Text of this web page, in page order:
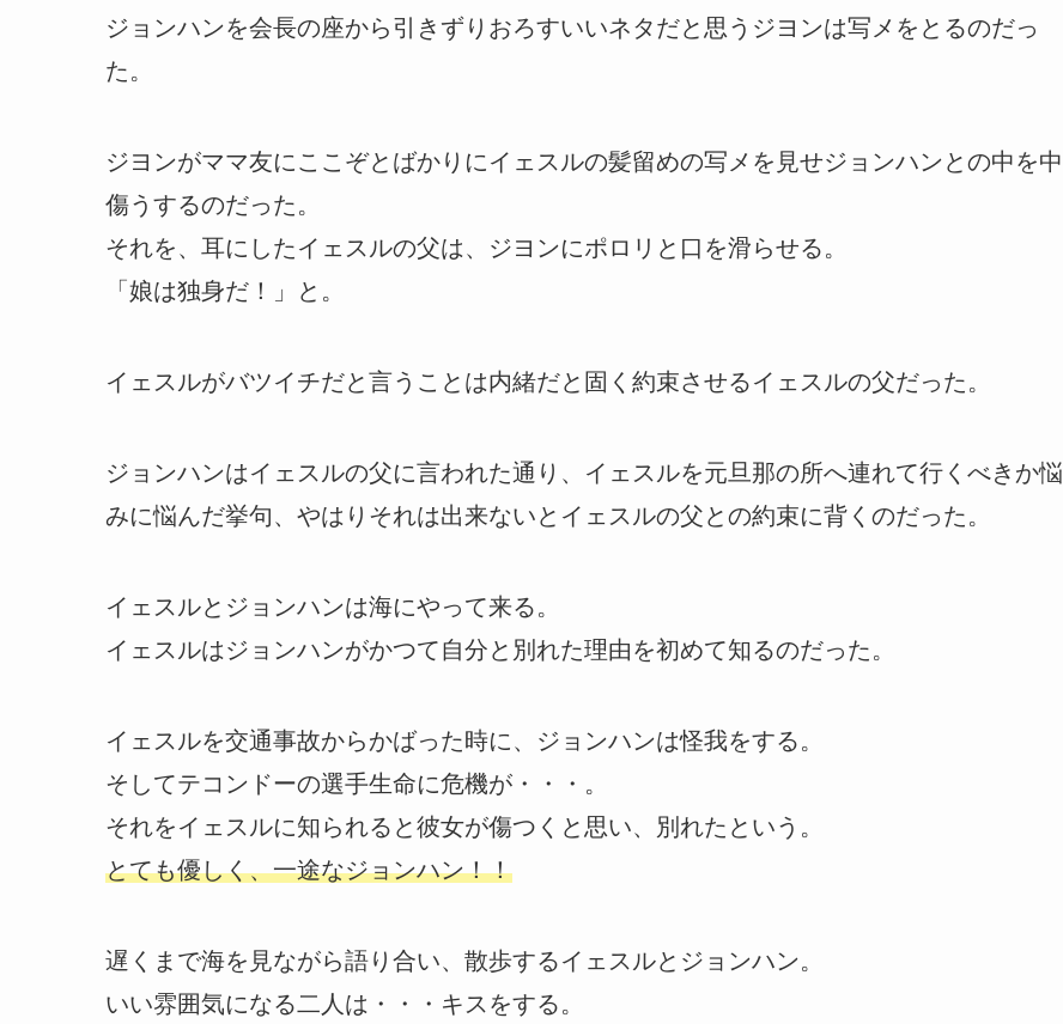
ジョンハンを会長の座から引きずりおろすいいネタだと思うジヨンは写メをとるのだっ
た。
ジヨンがママ友にここぞとばかりにイェスルの髪留めの写メを見せジョンハンとの中を中
傷うするのだった。
それを、耳にしたイェスルの父は、ジヨンにポロリと口を滑らせる。
「娘は独身だ！」と。
イェスルがバツイチだと言うことは内緒だと固く約束させるイェスルの父だった。
ジョンハンはイェスルの父に言われた通り、イェスルを元旦那の所へ連れて行くべきか悩
みに悩んだ挙句、やはりそれは出来ないとイェスルの父との約束に背くのだった。
イェスルとジョンハンは海にやって来る。
イェスルはジョンハンがかつて自分と別れた理由を初めて知るのだった。
イェスルを交通事故からかばった時に、ジョンハンは怪我をする。
そしてテコンドーの選手生命に危機が・・・。
それをイェスルに知られると彼女が傷つくと思い、別れたという。
とても優しく、一途なジョンハン！！
遅くまで海を見ながら語り合い、散歩するイェスルとジョンハン。
いい雰囲気になる二人は・・・キスをする。